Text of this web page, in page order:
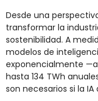
Desde una
transformar la
sostenibilidad. A
modelos de
exponencialmente
hasta 134 TWh
son necesarios si la